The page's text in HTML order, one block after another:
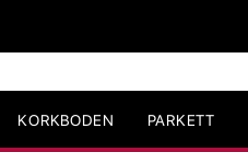
KORKBODEN PARKETT